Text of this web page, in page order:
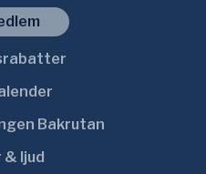
Bakrutan
& ljud